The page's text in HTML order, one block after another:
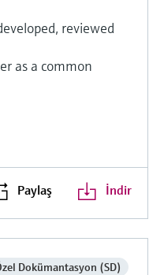
reviewed
as a common
Paylaş İndir
Dokümantasyon (SD)